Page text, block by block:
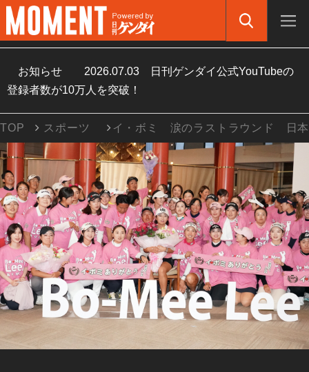
お知らせ 2026.07.03
日刊ゲンダイ公式YouTubeの
登録者数が10万人を突破！
TOP スポーツ イ・ボミ 涙のラストラウンド 日本